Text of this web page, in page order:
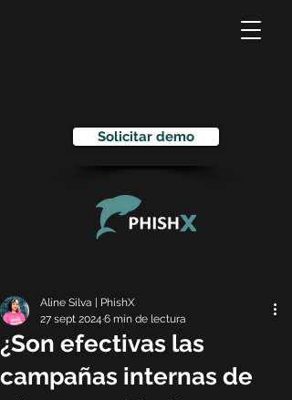
Solicitar demo
¿Son efectivas las
campañas internas de
Aline Silva | PhishX
27 sept 2024 6 min de lectura